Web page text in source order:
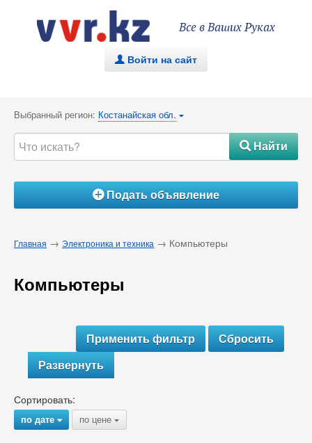
Все в Ваших Руках
. Войти на сайт
Выбранный регион: Костанайская обл. {
#Найти
ÁПодать объявление
Главная → Электроника и техника → Компьютеры
Компьютеры
Развернуть
Сортировать:
по дате{ по цене {